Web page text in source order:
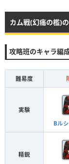
カム戦(幻痛の檻)
攻略班のキャラ編
難易度
実験
Bル
精鋭